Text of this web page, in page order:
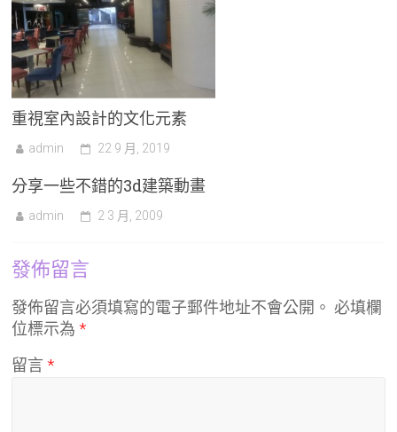
重視室內設計的文化元素
admin 22 9 月, 2019
分享一些不錯的3d建築動畫
admin 2 3 月, 2009
發佈留言
發佈留言必須填寫的電子郵件地址不會公開。 必填欄
位標示為*
留言*